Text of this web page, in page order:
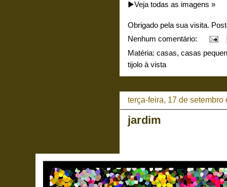
▶️Veja todas as imagens »
Obrigado pela sua visita.
Nenhum comentário:
Matéria: casas, casas
tijolo à vista
terça-feira, 17 de setembro
jardim